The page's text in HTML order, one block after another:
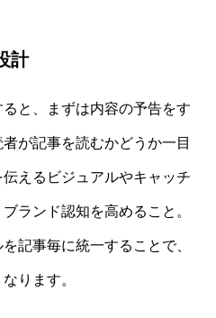
計
と、まずは内容の予告をす
が記事を読むかどうか一目
えるビジュアルやキャッチ
ランド認知を高めること。
記事毎に統一することで、
ります。